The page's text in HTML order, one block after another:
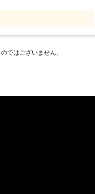
利屋 お助け
はどんな相談も受付いたし
お力になりたいと考えて
ではございません。